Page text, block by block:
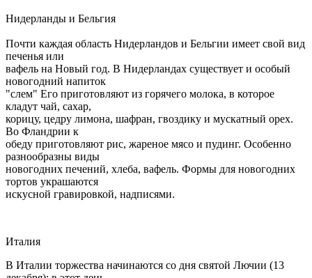
Нидерланды и Бельгия
Почти каждая область Нидерландов и Бельгии имеет свой вид
печенья или
вафель на Новый год. В Нидерландах существует и особый
новогодний напиток
"слем" Его приготовляют из горячего молока, в которое
кладут чай, сахар,
корицу, цедру лимона, шафран, гвоздику и мускатный орех.
Во Фландрии к
обеду приготовляют рис, жареное мясо и пудинг. Особенно
разнообразны виды
новогодних печений, хлеба, вафель. Формы для новогодних
тортов украшаются
искусной гравировкой, надписями.
Италия
В Италии торжества начинаются со дня святой Лючии (13